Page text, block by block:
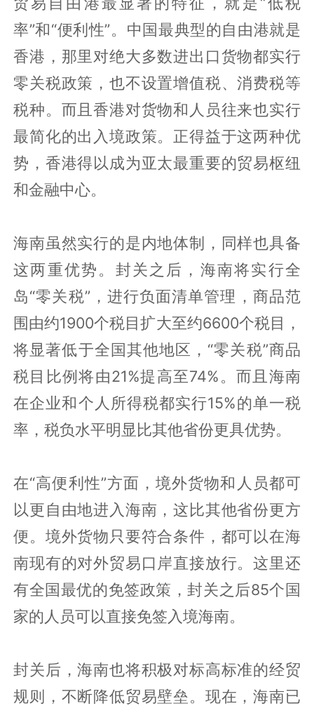
率”和“便利性”。中国最典型的自由港就是
香港，那里对绝大多数进出口货物都实行
零关税政策，也不设置增值税、消费税等
税种。而且香港对货物和人员往来也实行
最简化的出入境政策。正得益于这两种优
势，香港得以成为亚太最重要的贸易枢纽
和金融中心。
海南虽然实行的是内地体制，同样也具备
这两重优势。封关之后，海南将实行全
岛“零关税”，进行负面清单管理，商品范
围由约1900个税目扩大至约6600个税目，
将显著低于全国其他地区，“零关税”商品
税目比例将由21%提高至74%。而且海南
在企业和个人所得税都实行15%的单一税
率，税负水平明显比其他省份更具优势。
在“高便利性”方面，境外货物和人员都可
以更自由地进入海南，这比其他省份更方
便。境外货物只要符合条件，都可以在海
南现有的对外贸易口岸直接放行。这里还
有全国最优的免签政策，封关之后85个国
家的人员可以直接免签入境海南。
封关后，海南也将积极对标高标准的经贸
规则，不断降低贸易壁垒。现在，海南已